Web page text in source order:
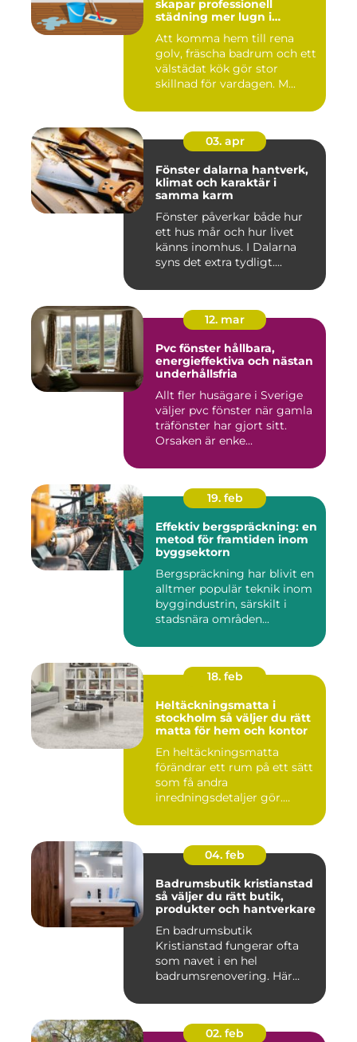
skapar professionell
städning mer lugn i
Att komma hem till rena
golv, fräscha badrum och ett
välstädat kök gör stor
skillnad för vardagen. M...
03. apr
Fönster dalarna hantverk,
klimat och karaktär i
samma karm
Fönster påverkar både hur
ett hus mår och hur livet
känns inomhus. I Dalarna
syns det extra tydligt....
12. mar
Pvc fönster hållbara,
energieffektiva och nästan
underhållsfria
Allt fler husägare i Sverige
väljer pvc fönster när gamla
träfönster har gjort sitt.
Orsaken är enke...
19. feb
Effektiv bergspräckning: en
metod för framtiden inom
byggsektorn
Bergspräckning har blivit en
alltmer populär teknik inom
byggindustrin, särskilt i
stadsnära områden...
18. feb
Heltäckningsmatta i
stockholm så väljer du rätt
matta för hem och kontor
En heltäckningsmatta
förändrar ett rum på ett sätt
som få andra
inredningsdetaljer gör.
04. feb
Badrumsbutik kristianstad
så väljer du rätt butik,
produkter och hantverkare
En badrumsbutik
Kristianstad fungerar ofta
som navet i en hel
badrumsrenovering. Här
02. feb